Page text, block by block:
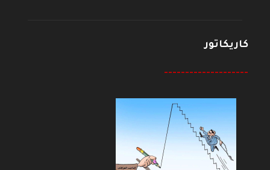
كاريكاتور
--------------------